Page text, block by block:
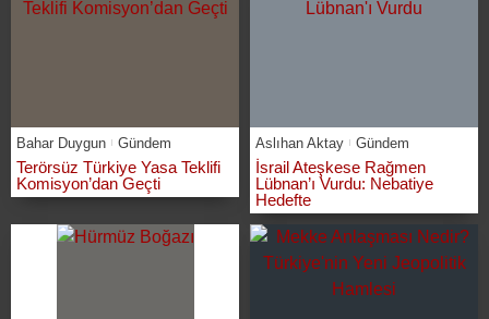
Bahar Duygun Gündem
Terörsüz Türkiye Yasa Teklifi
Komisyon’dan Geçti
Aslıhan Aktay Gündem
İsrail Ateşkese Rağmen
Lübnan’ı Vurdu: Nebatiye
Hedefte